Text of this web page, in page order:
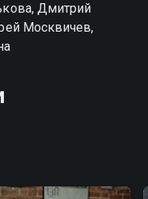
Дмитрий
Москвичев,